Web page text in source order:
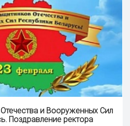
и Вооруженных Сил
Поздравление ректора